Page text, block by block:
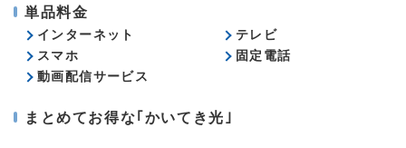
単品料金
インターネット
テレビ
スマホ
固定電話
動画配信サービス
まとめてお得な｢かいてき光｣